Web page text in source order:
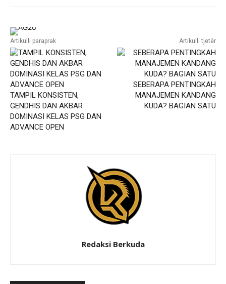
Artikulli paraprak
TAMPIL KONSISTEN,
GENDHIS DAN AKBAR
DOMINASI KELAS PSG DAN
ADVANCE OPEN
Artikulli tjetër
SEBERAPA PENTINGKAH
MANAJEMEN KANDANG
KUDA? BAGIAN SATU
Redaksi Berkuda